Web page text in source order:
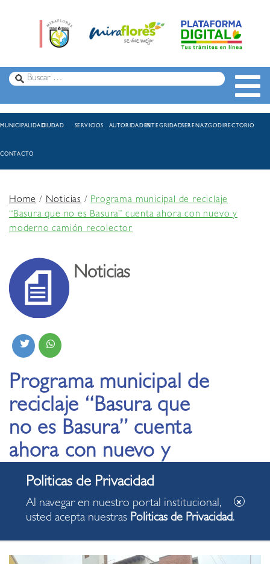
MUNICIPALIDADCIUDAD SERVICIOS AUTORIDADESINTEGRIDADSERENAZGODIRECTORIO
CONTACTO
Home/Noticias /Programa municipal de reciclaje
“Basura que no es Basura” cuenta ahora con nuevo y
moderno camión recolector
Noticias
Programa municipal de
reciclaje “Basura que
no es Basura” cuenta
ahora con nuevo y
moderno camión
recolector
Al navegar en nuestro portal institucional,
usted acepta nuestras Politicas de Privacidad.